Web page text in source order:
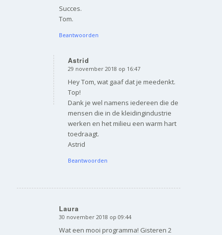
Succes.
Tom.
Beantwoorden
Astrid
zegt:
29 november 2018 op 16:47
Hey Tom, wat gaaf dat je meedenkt.
Top!
Dank je wel namens iedereen die de
mensen die in de kleidingindustrie
werken en het milieu een warm hart
toedraagt.
Astrid
Beantwoorden
Laura
zegt:
30 november 2018 op 09:44
Wat een mooi programma! Gisteren 2